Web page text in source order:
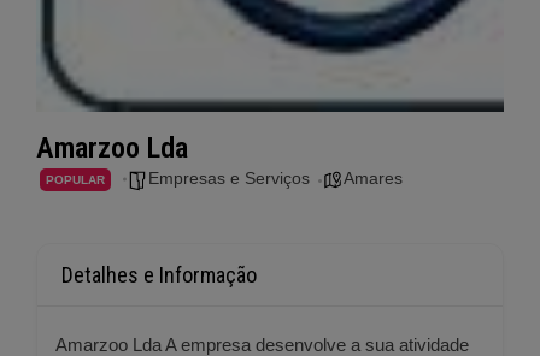
Amarzoo Lda
POPULAR Empresas e Serviços Amares
Detalhes e Informação
Amarzoo Lda A empresa desenvolve a sua atividade